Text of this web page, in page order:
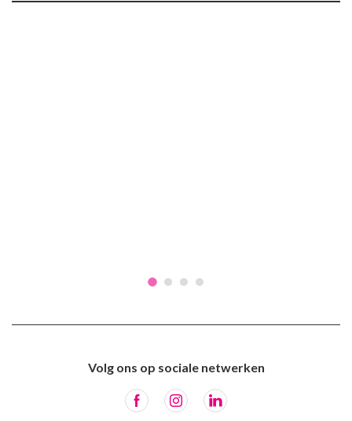
Volg ons op sociale netwerken